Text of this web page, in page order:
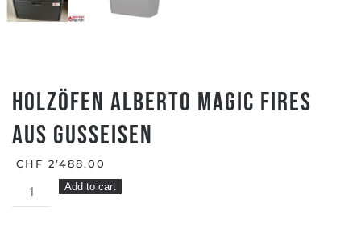
Holzöfen ALBERTO MAGIC FIRES
aus Gusseisen
CHF 2’488.00
Holzöfen
ALBERTO
Add to cart